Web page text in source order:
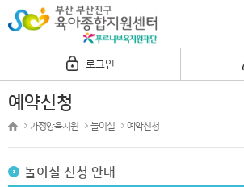
로그인
예약신청
가정양육지원 놀이실 예약신청
놀이실 신청 안내